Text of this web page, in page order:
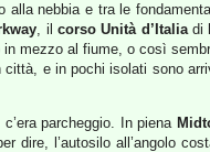
alla nebbia e tra le
, il corso Unità d’Italiadi
mezzo al fiume, o così
e in pochi isolati sono
parcheggio. In piena
dire, l’autosilo all’angolo